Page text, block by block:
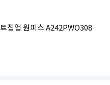
집업 원피스 A242PWO308